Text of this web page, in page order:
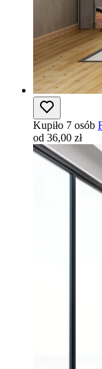
Kupiło 7 osób
od 36,00 zł